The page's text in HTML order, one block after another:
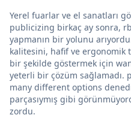
Yerel fuarlar ve el sanatları
publicizing birkaç ay sonra,
yapmanın bir yolunu
kalitesini, hafif ve ergonomik
bir şekilde göstermek için
yeterli bir çözüm sağlamadı.
many different options
parçasıymış gibi
zordu.